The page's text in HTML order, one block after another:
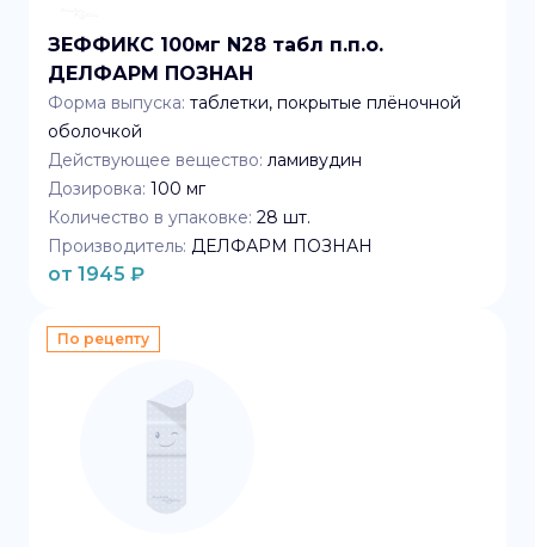
ЗЕФФИКС 100мг N28 табл п.п.о.
ДЕЛФАРМ ПОЗНАН
Форма выпуска: таблетки, покрытые плёночной
оболочкой
Действующее вещество: ламивудин
Дозировка: 100 мг
Количество в упаковке: 28 шт.
Производитель: ДЕЛФАРМ ПОЗНАН
от 1945 ₽
По рецепту